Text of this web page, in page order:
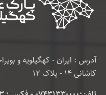
آدرس : ایران - کهگیلویه و
کاشانی 14 - پلاک 12